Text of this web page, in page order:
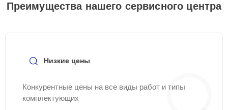
Преимущества нашего сервисного центра
Низкие цены
Конкурентные цены на все виды работ и типы
комплектующих